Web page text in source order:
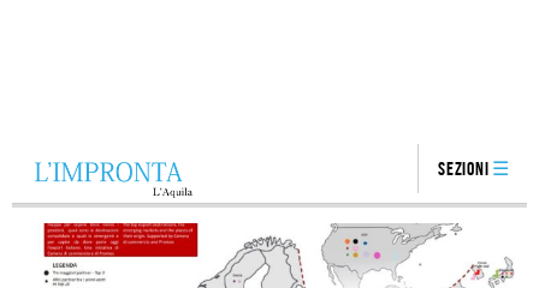
Sezioni